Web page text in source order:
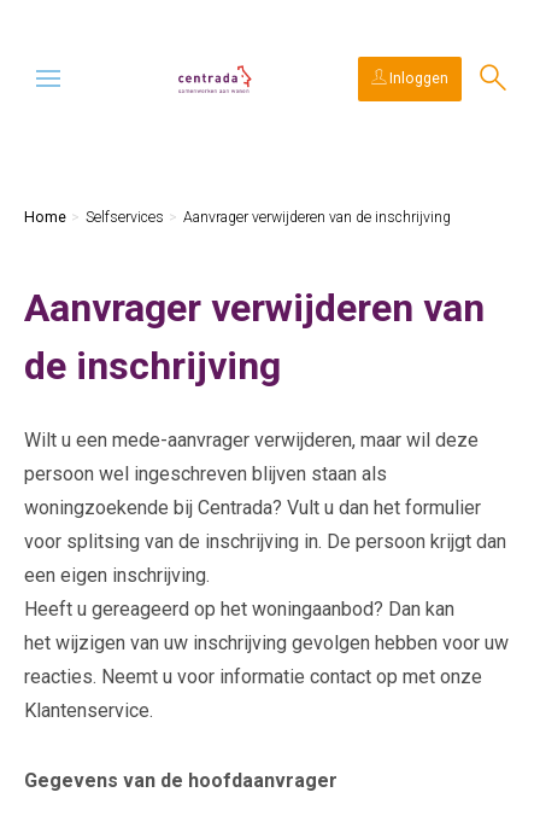
Naar de homepage
Ga naar Hoofd Inloggen
Home Selfservices Aanvrager verwijderen van de inschrijving
Aanvrager verwijderen van
de inschrijving
Wilt u een mede-aanvrager verwijderen, maar wil deze
persoon wel ingeschreven blijven staan als
woningzoekende bij Centrada? Vult u dan het formulier
voor splitsing van de inschrijving in. De persoon krijgt dan
een eigen inschrijving.
Heeft u gereageerd op het woningaanbod? Dan kan
het wijzigen van uw inschrijving gevolgen hebben voor uw
reacties. Neemt u voor informatie contact op met onze
Klantenservice.
Gegevens van de hoofdaanvrager